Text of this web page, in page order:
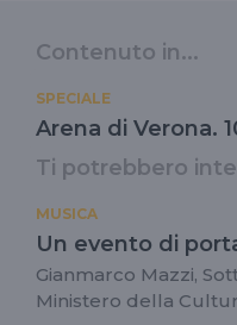
Contenuto in...
SPECIALE
Arena di Verona.
Ti potrebbero
MUSICA
Un evento di
Gianmarco Mazzi,
Ministero della